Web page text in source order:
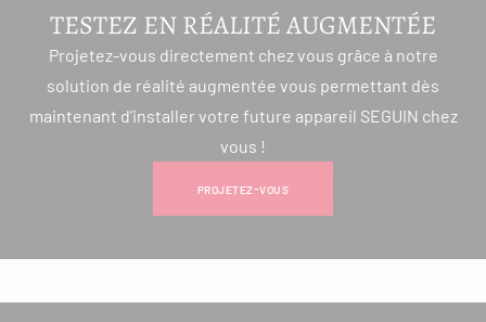
TESTEZ EN RÉALITÉ AUGMENTÉE
Projetez-vous directement chez vous grâce à notre
solution de réalité augmentée vous permettant dès
maintenant d’installer votre future appareil SEGUIN chez
vous !
PROJETEZ-VOUS